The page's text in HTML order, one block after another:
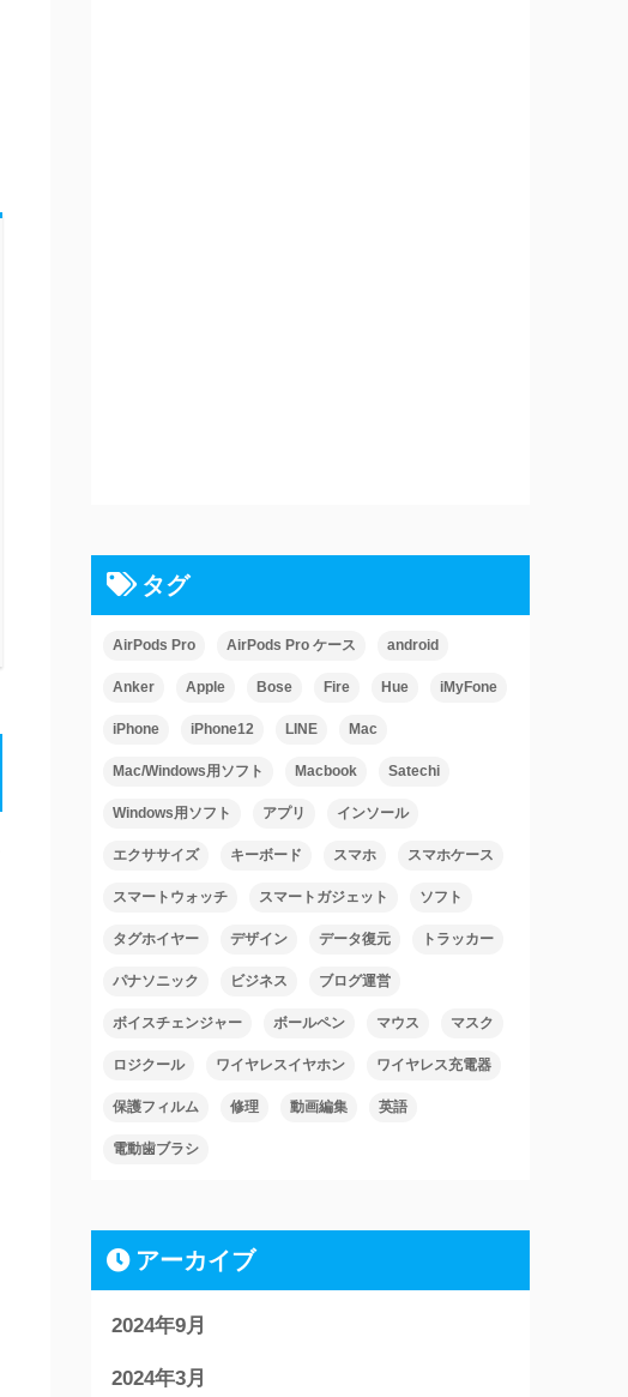
タグ
AirPods Pro AirPods Pro ケース android
Anker Apple Bose Fire Hue iMyFone
iPhone iPhone12 LINE Mac
Mac/Windows用ソフト Macbook Satechi
Windows用ソフト アプリ インソール
エクササイズ キーボード スマホ スマホケース
スマートウォッチ スマートガジェット ソフト
タグホイヤー デザイン データ復元 トラッカー
パナソニック ビジネス ブログ運営
ボイスチェンジャー ボールペン マウス マスク
ロジクール ワイヤレスイヤホン ワイヤレス充電器
保護フィルム 修理 動画編集 英語
電動歯ブラシ
アーカイブ
2024年9月
2024年3月